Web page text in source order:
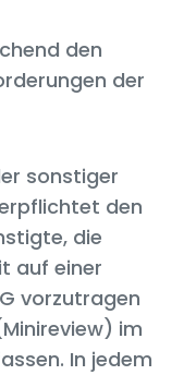
den
der
sonstiger
den
die
auf einer
vorzutragen
im
In jedem